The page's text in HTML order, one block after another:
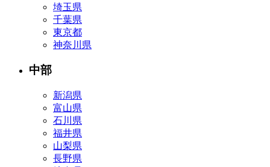
埼玉県
千葉県
東京都
神奈川県
中部
新潟県
富山県
石川県
福井県
山梨県
長野県